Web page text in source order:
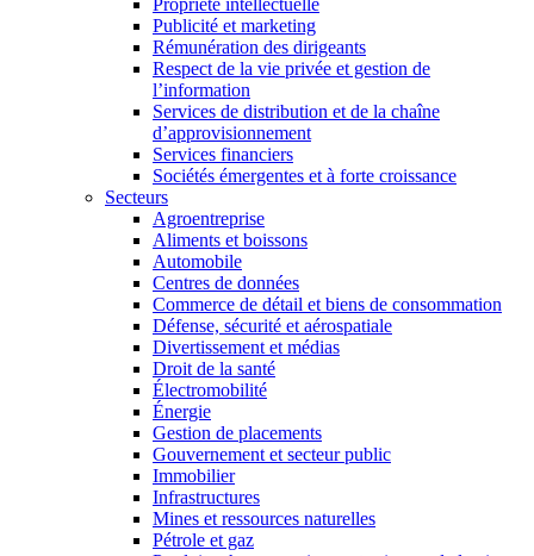
Propriété intellectuelle
Publicité et marketing
Rémunération des dirigeants
Respect de la vie privée et gestion de
l’information
Services de distribution et de la chaîne
d’approvisionnement
Services financiers
Sociétés émergentes et à forte croissance
Secteurs
Agroentreprise
Aliments et boissons
Automobile
Centres de données
Commerce de détail et biens de consommation
Défense, sécurité et aérospatiale
Divertissement et médias
Droit de la santé
Électromobilité
Énergie
Gestion de placements
Gouvernement et secteur public
Immobilier
Infrastructures
Mines et ressources naturelles
Pétrole et gaz